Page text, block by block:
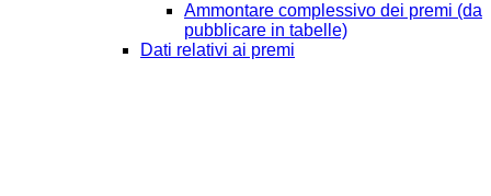
Ammontare complessivo dei premi (da
pubblicare in tabelle)
Dati relativi ai premi